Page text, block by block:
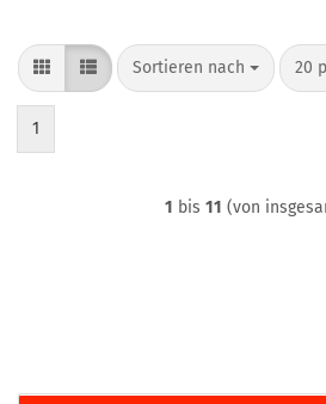
Sortieren nach
Sortieren nach 20
pro
1
1 bis 11 (von